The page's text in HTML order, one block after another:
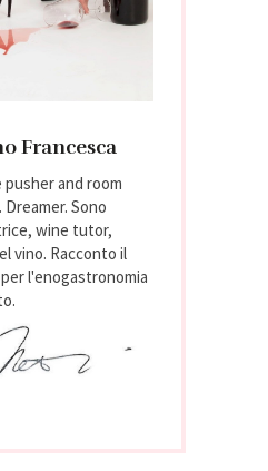
Francesca
pusher and room
Sono
wine tutor,
vino. Racconto il
l'enogastronomia